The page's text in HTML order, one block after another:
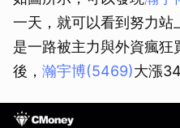
一天，就可以看到努力
是一路被主力與外資瘋
後， 瀚宇博(5469)大漲